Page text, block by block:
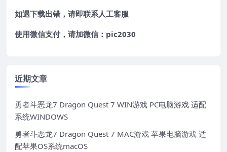
如遇下载出错，请即联系人工客服
使用微信支付，请加微信：pic2030
近期文章
勇者斗恶龙7 Dragon Quest 7 WIN游戏 PC电脑游戏 适配
系统WINDOWS
勇者斗恶龙7 Dragon Quest 7 MAC游戏 苹果电脑游戏 适
配苹果OS系统macOS